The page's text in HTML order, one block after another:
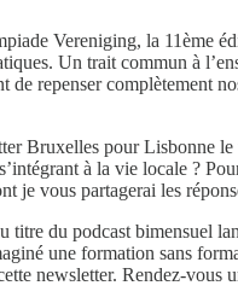
Vereniging, la 11ème
Un trait commun à
de repenser complètement
Bruxelles pour Lisbonne
à la vie locale ?
je vous partagerai les
titre du podcast bimensuel
une formation sans
newsletter. Rendez-